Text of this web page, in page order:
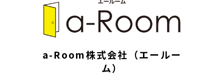
a-Room株式会社（エールー
ム）